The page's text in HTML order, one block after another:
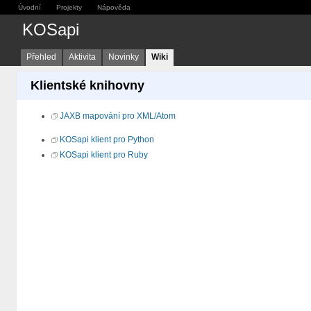
Úvodní Projekty Nápověda
KOSapi
Přehled Aktivita Novinky Wiki
Klientské knihovny
JAXB mapování pro XML/Atom
KOSapi klient pro Python
KOSapi klient pro Ruby